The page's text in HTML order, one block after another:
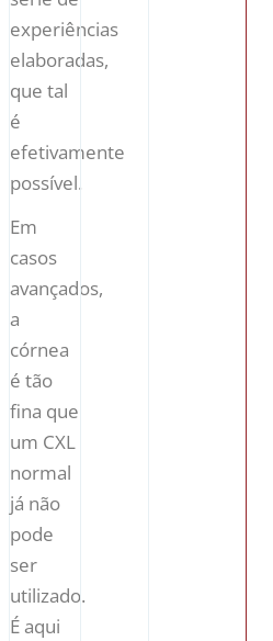
experiências
elaboradas,
que tal
é
efetivamente
possível.
Em
casos
avançados,
a
córnea
é tão
fina que
um CXL
normal
já não
pode
ser
utilizado.
É aqui